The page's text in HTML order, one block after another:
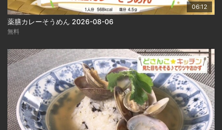
06:12
薬膳カレーそうめん 2026-08-06
無料